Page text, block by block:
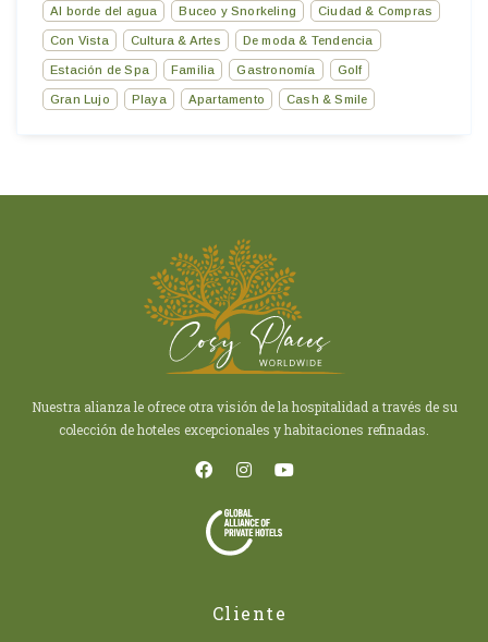
Al borde del agua Buceo y Snorkeling Ciudad & Compras
Con Vista Cultura & Artes De moda & Tendencia
Estación de Spa Familia Gastronomía Golf
Gran Lujo Playa Apartamento Cash & Smile
Nuestra alianza le ofrece otra visión de la hospitalidad a través de su
colección de hoteles excepcionales y habitaciones refinadas.
Cliente